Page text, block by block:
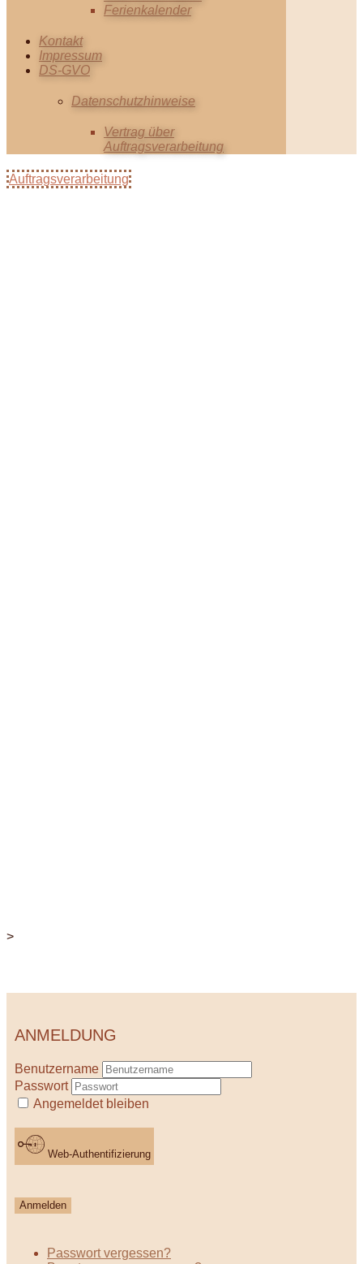
Ferienkalender
Kontakt
Impressum
DS-GVO
Datenschutzhinweise
Vertrag über
Auftragsverarbeitung
Auftragsverarbeitung
>
ANMELDUNG
Benutzername
Passwort
Angemeldet bleiben
Web-Authentifizierung
Anmelden
Passwort vergessen?